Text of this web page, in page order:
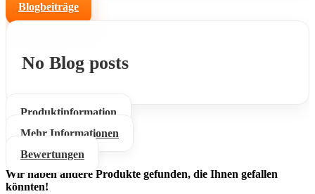
Blogbeiträge
No Blog posts
Produktinformation
Mehr Informationen
Bewertungen
Wir haben andere Produkte gefunden, die Ihnen gefallen
könnten!